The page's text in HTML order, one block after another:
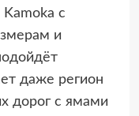
с
и
даже регион
дорог с ямами